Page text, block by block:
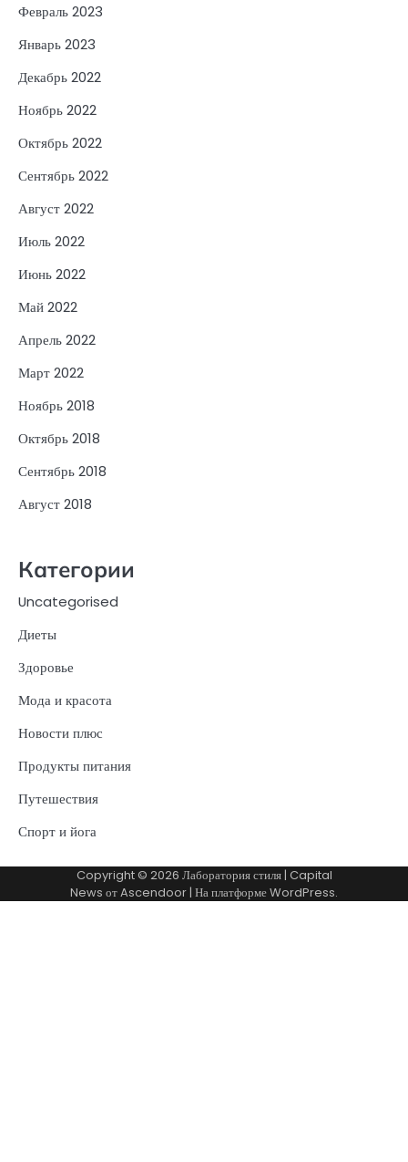
Февраль 2023
Январь 2023
Декабрь 2022
Ноябрь 2022
Октябрь 2022
Сентябрь 2022
Август 2022
Июль 2022
Июнь 2022
Май 2022
Апрель 2022
Март 2022
Ноябрь 2018
Октябрь 2018
Сентябрь 2018
Август 2018
Категории
Uncategorised
Диеты
Здоровье
Мода и красота
Новости плюс
Продукты питания
Путешествия
Спорт и йога
Copyright © 2026 Лаборатория стиля| Capital
News отAscendoor| На платформеWordPress.